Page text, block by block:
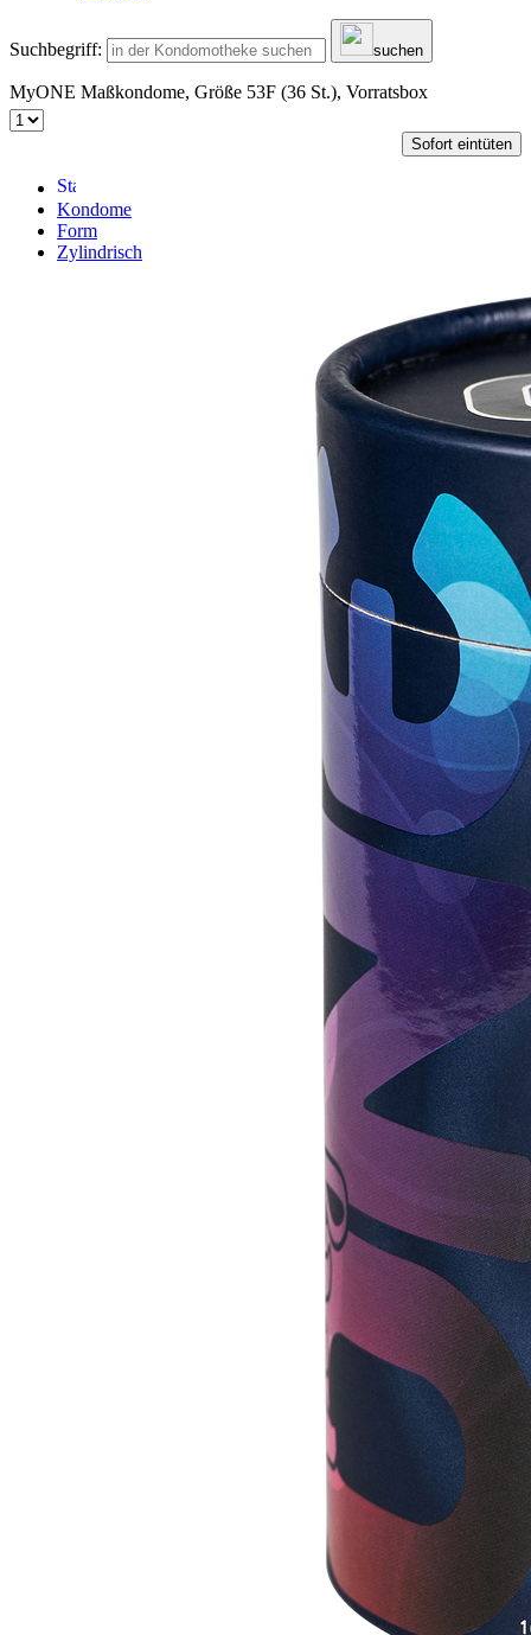
Suchbegriff: suchen
MyONE Maßkondome, Größe 53F (36 St.), Vorratsbox
Sofort eintüten
Kondome
Form
Zylindrisch